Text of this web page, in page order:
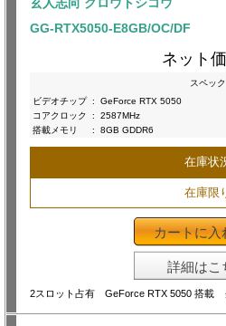
GG-RTX5050-E8GB/OC/DF
ネット価
スペック
ビデオチップ :
GeForce RTX 5050
コアクロック
:
2587MHz
搭載メモリ
: 8GB GDDR6
在庫状
在庫限
カートに入
詳細はこ
2スロット占有 GeForce RTX 5050 搭載